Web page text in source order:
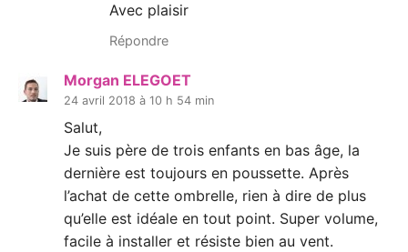
Avec plaisir
Répondre
Morgan ELEGOET
24 avril 2018 à 10 h 54 min
Salut,
Je suis père de trois enfants en bas âge, la
dernière est toujours en poussette. Après
l’achat de cette ombrelle, rien à dire de plus
qu’elle est idéale en tout point. Super volume,
facile à installer et résiste bien au vent.